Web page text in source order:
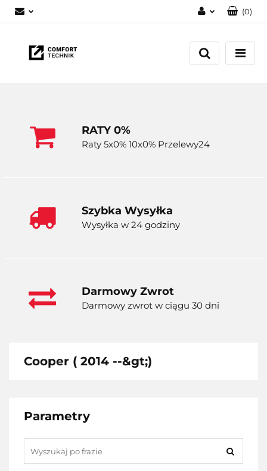
Zaloguj się
Zarejestruj się
(0)
RATY 0%
Raty 5x0% 10x0% Przelewy24
Szybka Wysyłka
Wysyłka w 24 godziny
Darmowy Zwrot
Darmowy zwrot w ciągu 30 dni
Cooper ( 2014 --&gt;)
Parametry